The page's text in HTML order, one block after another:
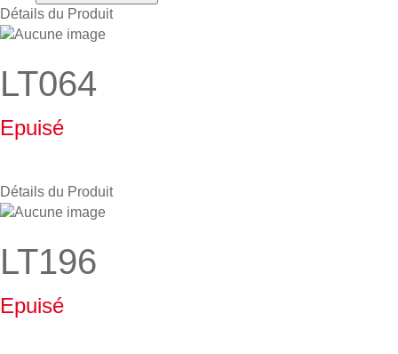
Détails du Produit
LT064
Epuisé
Détails du Produit
LT196
Epuisé